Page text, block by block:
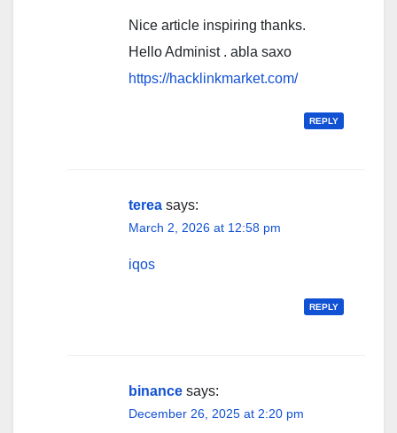
Nice article inspiring thanks.
Hello Administ . abla saxo
https://hacklinkmarket.com/
REPLY
terea says:
March 2, 2026 at 12:58 pm
iqos
REPLY
binance says:
December 26, 2025 at 2:20 pm